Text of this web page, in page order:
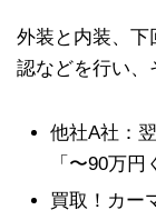
外装と内装、下
認などを行い、
他社A社：
「〜90万円
買取！カー